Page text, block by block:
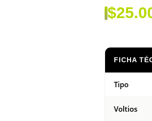
$
FICHA
Tipo
Voltios